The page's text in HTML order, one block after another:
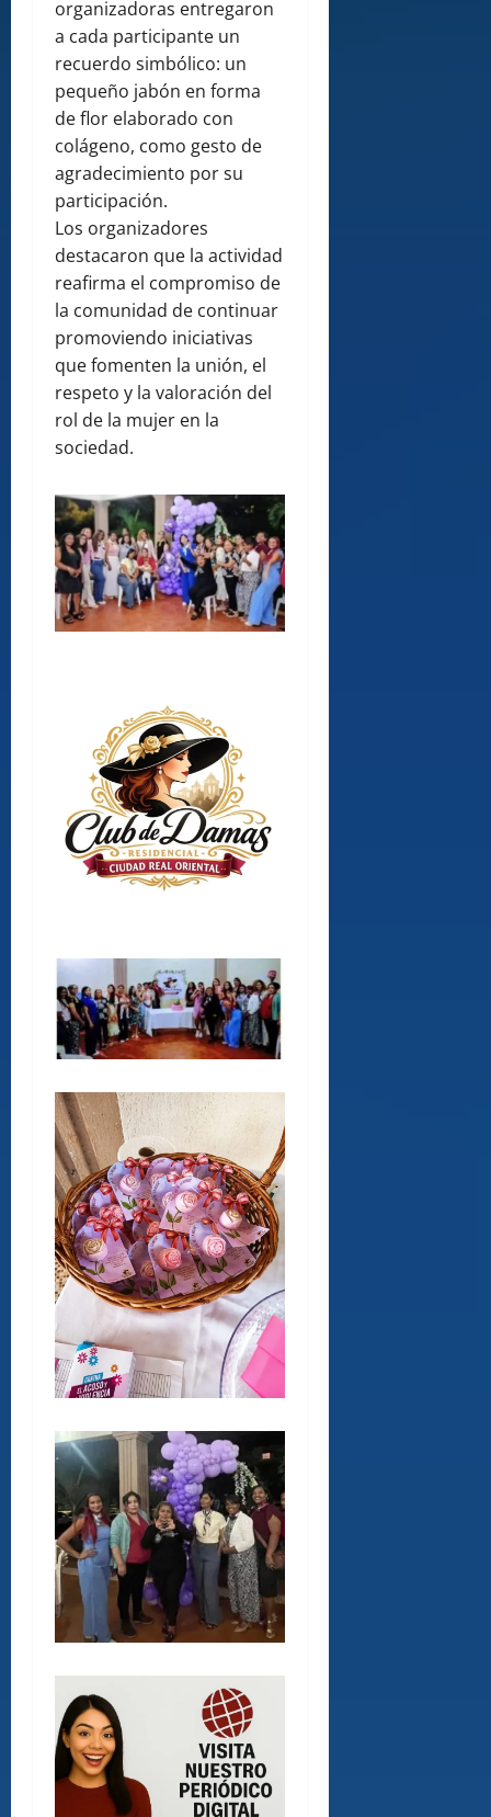
organizadoras entregaron
a cada participante un
recuerdo simbólico: un
pequeño jabón en forma
de flor elaborado con
colágeno, como gesto de
agradecimiento por su
participación.
Los organizadores
destacaron que la actividad
reafirma el compromiso de
la comunidad de continuar
promoviendo iniciativas
que fomenten la unión, el
respeto y la valoración del
rol de la mujer en la
sociedad.